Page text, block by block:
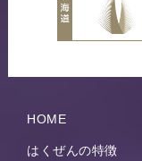
HOME
はくぜんの特徴